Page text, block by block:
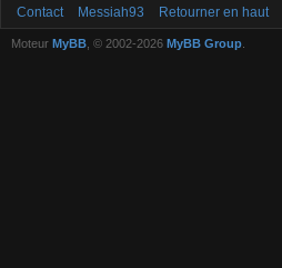
Contact Messiah93 Retourner en haut
Moteur MyBB , © 2002-2026 MyBB Group